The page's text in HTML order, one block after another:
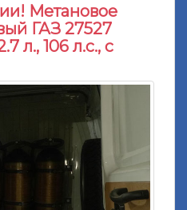
Метановое
ГАЗ 27527
л., 106 л.с., с